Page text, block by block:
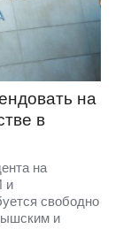
на
в
на
и
свободно
и